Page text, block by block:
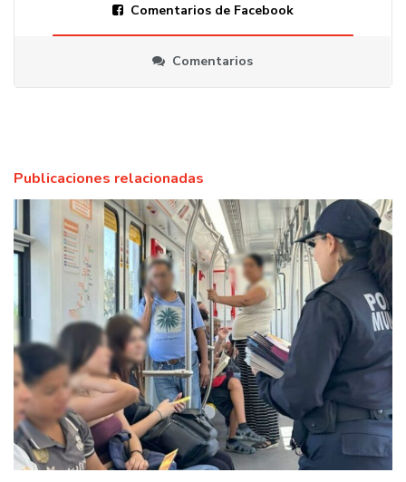
Comentarios de Facebook
Comentarios
Publicaciones relacionadas